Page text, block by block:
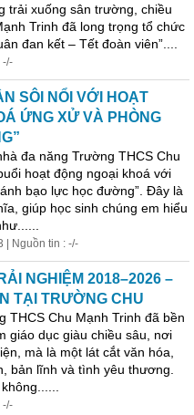
trải xuống sân trường, chiều
Trinh đã long trọng tổ chức
đan kết – Tết đoàn viên”....
-/-
SÔI NỔI VỚI HOẠT
ỨNG XỬ VÀ PHÒNG
đa năng Trường THCS Chu
hoạt động ngoại khoá với
bạo lực học đường”. Đây là
giúp học sinh chúng em hiểu
| Nguồn tin : -/-
NGHIỆM 2018–2026 –
TẠI TRƯỜNG CHU
THCS Chu Mạnh Trinh đã bền
giáo dục giàu chiều sâu, nơi
mà là một lát cắt văn hóa,
bản lĩnh và tình yêu thương.
-/-